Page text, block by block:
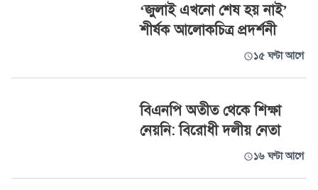
‘জুলাই এখনো শেষ হয় নাই’
শীর্ষক আলোকচিত্র প্রদর্শনী
১৫ ঘণ্টা আগে
বিএনপি অতীত থেকে শিক্ষা
নেয়নি: বিরোধী দলীয় নেতা
১৬ ঘণ্টা আগে